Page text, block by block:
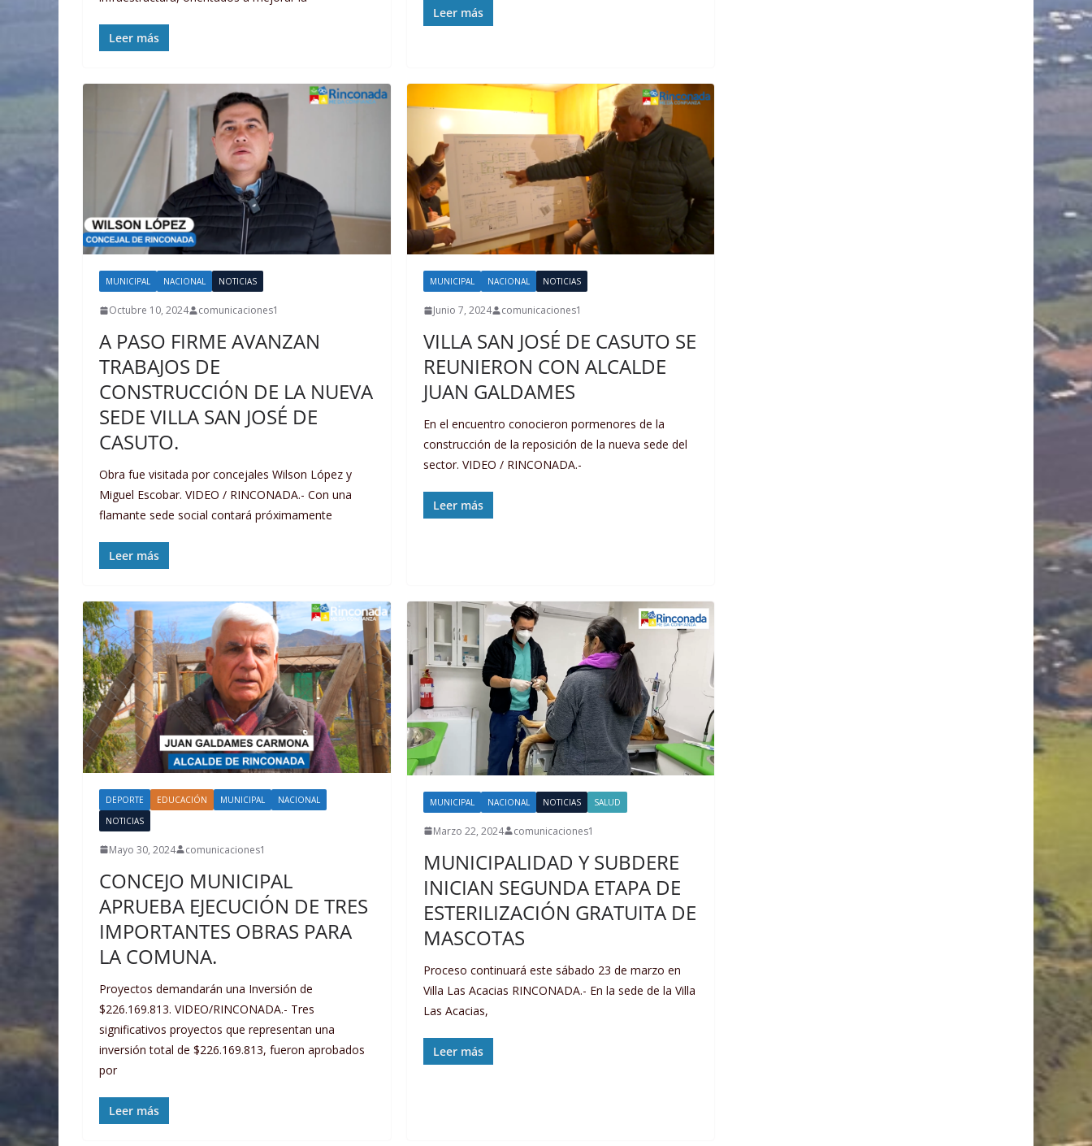
Leer más
Leer más
MUNICIPAL NACIONAL NOTICIAS
Octubre 10, 2024 comunicaciones1
A PASO FIRME AVANZAN
TRABAJOS DE
CONSTRUCCIÓN DE LA NUEVA
SEDE VILLA SAN JOSÉ DE
CASUTO.
Obra fue visitada por concejales Wilson López y
Miguel Escobar. VIDEO / RINCONADA.- Con una
flamante sede social contará próximamente
Leer más
MUNICIPAL NACIONAL NOTICIAS
Junio 7, 2024 comunicaciones1
VILLA SAN JOSÉ DE CASUTO SE
REUNIERON CON ALCALDE
JUAN GALDAMES
En el encuentro conocieron pormenores de la
construcción de la reposición de la nueva sede del
sector. VIDEO / RINCONADA.-
Leer más
DEPORTE EDUCACIÓN MUNICIPAL
NACIONAL
NOTICIAS
Mayo 30, 2024 comunicaciones1
CONCEJO MUNICIPAL
APRUEBA EJECUCIÓN DE TRES
IMPORTANTES OBRAS PARA
LA COMUNA.
Proyectos demandarán una Inversión de
$226.169.813. VIDEO/RINCONADA.- Tres
significativos proyectos que representan una
inversión total de $226.169.813, fueron aprobados
por
Leer más
MUNICIPAL NACIONAL NOTICIAS SALUD
Marzo 22, 2024 comunicaciones1
MUNICIPALIDAD Y SUBDERE
INICIAN SEGUNDA ETAPA DE
ESTERILIZACIÓN GRATUITA DE
MASCOTAS
Proceso continuará este sábado 23 de marzo en
Villa Las Acacias RINCONADA.- En la sede de la Villa
Las Acacias,
Leer más